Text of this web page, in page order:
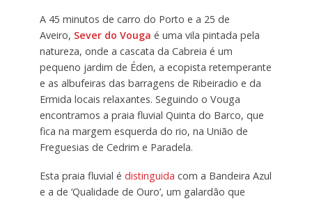
A 45 minutos de carro do Porto e a 25 de
Aveiro, Sever do Vouga é uma vila pintada pela
natureza, onde a cascata da Cabreia é um
pequeno jardim de Éden, a ecopista retemperante
e as albufeiras das barragens de Ribeiradio e da
Ermida locais relaxantes. Seguindo o Vouga
encontramos a praia fluvial Quinta do Barco, que
fica na margem esquerda do rio, na União de
Freguesias de Cedrim e Paradela.
Esta praia fluvial é distinguida com a Bandeira Azul
e a de ‘Qualidade de Ouro’, um galardão que